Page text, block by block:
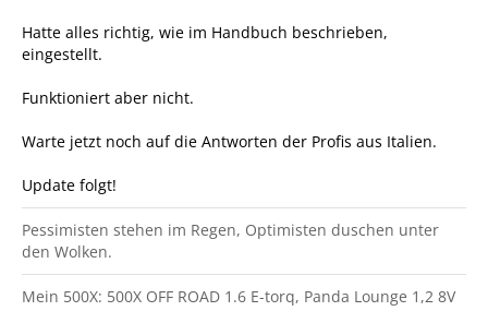
Hatte alles richtig, wie im Handbuch beschrieben,
eingestellt.
Funktioniert aber nicht.
Warte jetzt noch auf die Antworten der Profis aus Italien.
Update folgt!
Pessimisten stehen im Regen, Optimisten duschen unter
den Wolken.
Mein 500X: 500X OFF ROAD 1.6 E-torq, Panda Lounge 1,2 8V